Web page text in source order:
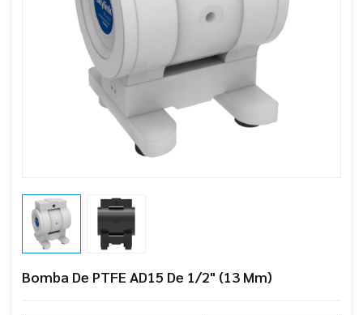
Bomba De PTFE AD15 De 1/2" (13 Mm)